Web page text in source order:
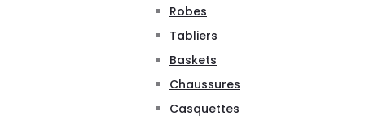
Robes
Tabliers
Baskets
Chaussures
Casquettes